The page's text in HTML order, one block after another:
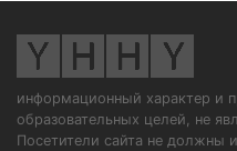
информационный характер и
образовательных целей, не
Посетители сайта не должны